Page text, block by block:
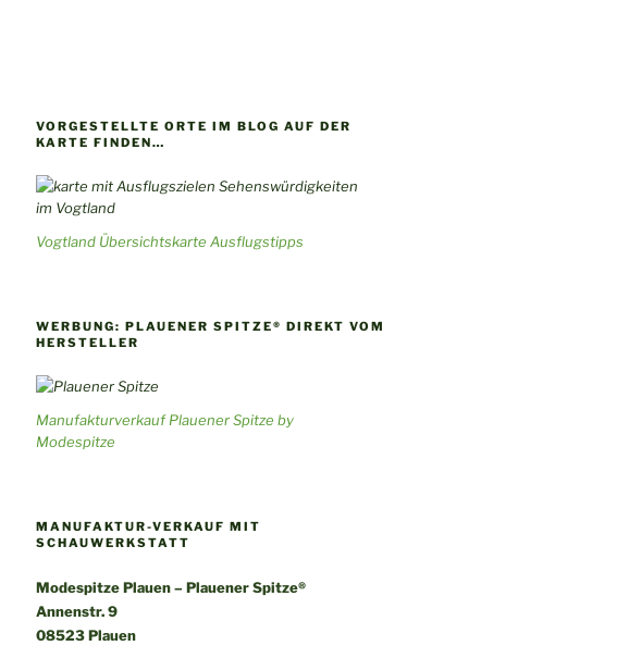
VORGESTELLTE ORTE IM BLOG AUF DER
KARTE FINDEN…
Vogtland Übersichtskarte Ausflugstipps
WERBUNG: PLAUENER SPITZE® DIREKT VOM
HERSTELLER
Manufakturverkauf Plauener Spitze by
Modespitze
MANUFAKTUR-VERKAUF MIT
SCHAUWERKSTATT
Modespitze Plauen – Plauener Spitze®
Annenstr. 9
08523 Plauen